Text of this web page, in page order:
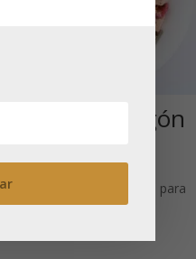
Fruta del Dragón
frutas)
Necesitas estar registrado para